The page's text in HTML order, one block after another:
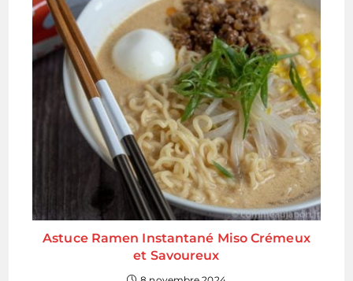
Astuce Ramen Instantané Miso Crémeux
et Savoureux